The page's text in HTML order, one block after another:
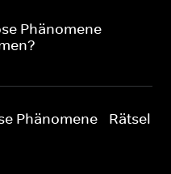
Phänomene -
Phänomene - Rätsel